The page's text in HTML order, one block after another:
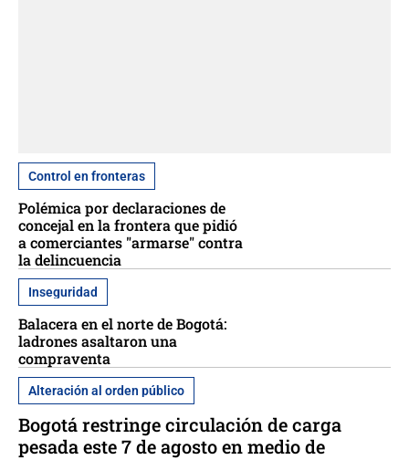
Control en fronteras
Polémica por declaraciones de
concejal en la frontera que pidió
a comerciantes "armarse" contra
la delincuencia
Inseguridad
Balacera en el norte de Bogotá:
ladrones asaltaron una
compraventa
Alteración al orden público
Bogotá restringe circulación de carga
pesada este 7 de agosto en medio de